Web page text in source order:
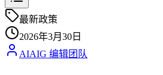
最新政策
2026年3月30日
AIAIG 编辑团队